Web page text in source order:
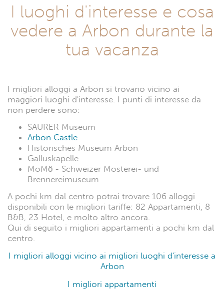
I luoghi d'interesse e cosa
vedere a Arbon durante la
tua vacanza
I migliori alloggi a Arbon si trovano vicino ai
maggiori luoghi d'interesse. I punti di interesse da
non perdere sono:
SAURER Museum
Arbon Castle
Historisches Museum Arbon
Galluskapelle
MoMö - Schweizer Mosterei- und
Brennereimuseum
A pochi km dal centro potrai trovare 106 alloggi
disponibili con le migliori tariffe: 82 Appartamenti, 8
B&B, 23 Hotel, e molto altro ancora.
Qui di seguito i migliori appartamenti a pochi km dal
centro.
I migliori alloggi vicino ai migliori luoghi d'interesse a
Arbon
I migliori appartamenti